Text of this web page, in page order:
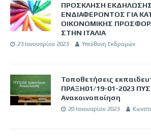
ΠΡΟΣΚΛΗΣΗ
ΕΝΔΙΑΦΕΡΟΝΤΟΣ ΓΙΑ
ΟΙΚΟΝΟΜΙΚΗΣ
ΣΤΗΝ ΙΤΑΛΙΑ
23 Ιανουαρίου 2023 Υπεύθυνη Εκδρομών
Τοποθετήσεις
ΠΡΑΞΗ01/19-01-2023
Ανακοινοποίηση
20 Ιανουαρίου 2023